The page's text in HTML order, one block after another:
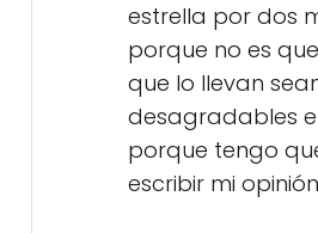
estrella por dos
porque no es
que lo llevan
desagradables
porque tengo
escribir mi